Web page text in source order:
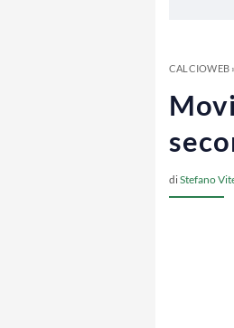
CALCIOWEB»
diStefano